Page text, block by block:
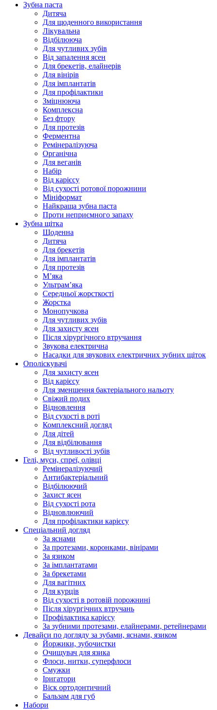
Зубна паста
Дитяча
Для щоденного використання
Лікувальна
Відбілююча
Для чутливих зубів
Від запалення ясен
Для брекетів, елайнерів
Для вінірів
Для імплантатів
Для профілактики
Зміцнююча
Комплексна
Без фтору
Для протезів
Ферментна
Ремінералізуюча
Органічна
Для веганів
Набір
Від карієсу
Від сухості ротової порожнини
Мініформат
Найкраща зубна паста
Проти неприємного запаху
Зубна щітка
Щоденна
Дитяча
Для брекетів
Для імплантатів
Для протезів
Мʼяка
Ультрамʼяка
Середньої жорсткості
Жорстка
Монопучкова
Для чутливих зубів
Для захисту ясен
Після хірургічного втручання
Звукова електрична
Насадки для звукових електричних зубних щіток
Ополіскувачі
Для захисту ясен
Від карієсу
Для зменшення бактеріального нальоту
Свіжий подих
Відновлення
Від сухості в роті
Комплексний догляд
Для дітей
Для відбілювання
Від чутливості зубів
Гелі, муси, спреї, олівці
Ремінералізуючий
Антибактеріальний
Відбілюючий
Захист ясен
Від сухості рота
Відновлюючий
Для профілактики карієсу
Спеціальний догляд
За яснами
За протезами, коронками, вінірами
За язиком
За імплантатами
За брекетами
Для вагітних
Для курців
Від сухості в ротовій порожнині
Після хірургічних втручань
Профілактика карієсу
За зубними протезами, елайнерами, ретейнерами
Девайси по догляду за зубами, яснами, язиком
Йоржики, зубочистки
Очищувач для язика
Флоси, нитки, суперфлоси
Смужки
Іригатори
Віск ортодонтичний
Бальзам для губ
Набори